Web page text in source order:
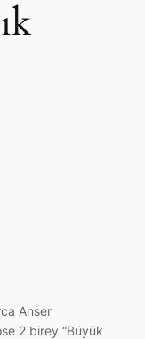
Anser
2 birey “Büyük